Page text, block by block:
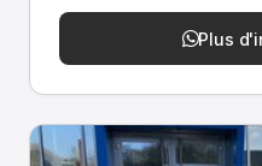
Plus